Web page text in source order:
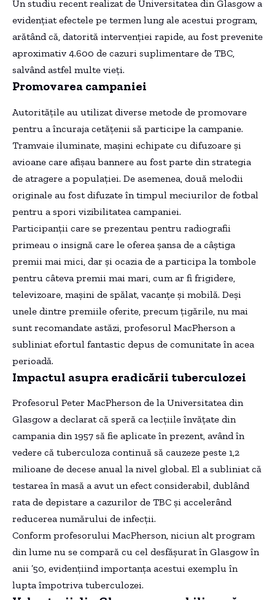
Un studiu recent realizat de Universitatea din Glasgow a
evidențiat efectele pe termen lung ale acestui program,
arătând că, datorită intervenției rapide, au fost prevenite
aproximativ 4.600 de cazuri suplimentare de TBC,
salvând astfel multe vieți.
Promovarea campaniei
Autoritățile au utilizat diverse metode de promovare
pentru a încuraja cetățenii să participe la campanie.
Tramvaie iluminate, mașini echipate cu difuzoare și
avioane care afișau bannere au fost parte din strategia
de atragere a populației. De asemenea, două melodii
originale au fost difuzate în timpul meciurilor de fotbal
pentru a spori vizibilitatea campaniei.
Participanții care se prezentau pentru radiografii
primeau o insignă care le oferea șansa de a câștiga
premii mai mici, dar și ocazia de a participa la tombole
pentru câteva premii mai mari, cum ar fi frigidere,
televizoare, mașini de spălat, vacanțe și mobilă. Deși
unele dintre premiile oferite, precum țigările, nu mai
sunt recomandate astăzi, profesorul MacPherson a
subliniat efortul fantastic depus de comunitate în acea
perioadă.
Impactul asupra eradicării tuberculozei
Profesorul Peter MacPherson de la Universitatea din
Glasgow a declarat că speră ca lecțiile învățate din
campania din 1957 să fie aplicate în prezent, având în
vedere că tuberculoza continuă să cauzeze peste 1,2
milioane de decese anual la nivel global. El a subliniat că
testarea în masă a avut un efect considerabil, dublând
rata de depistare a cazurilor de TBC și accelerând
reducerea numărului de infecții.
Conform profesorului MacPherson, niciun alt program
din lume nu se compară cu cel desfășurat în Glasgow în
anii ’50, evidențiind importanța acestui exemplu în
lupta împotriva tuberculozei.